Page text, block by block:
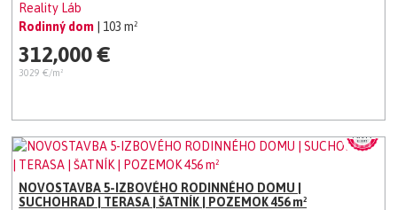
Reality Láb
Rodinný dom
| 103 m²
312,000 €
3029 €/m²
NOVOSTAVBA 5-IZBOVÉHO RODINNÉHO DOMU |
SUCHOHRAD | TERASA | ŠATNÍK | POZEMOK 456 m²